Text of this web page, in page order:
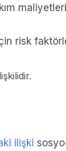
risk
ilişki